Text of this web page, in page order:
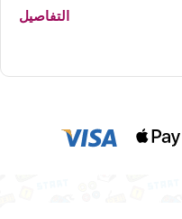
التفاصيل